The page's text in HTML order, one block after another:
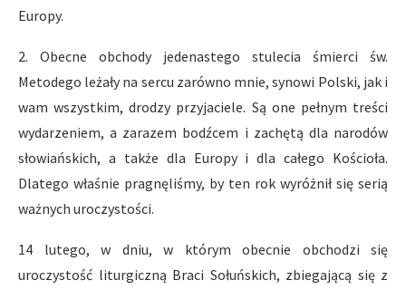
Europy.
2. Obecne obchody jedenastego stulecia śmierci św.
Metodego leżały na sercu zarówno mnie, synowi Polski, jak i
wam wszystkim, drodzy przyjaciele. Są one pełnym treści
wydarzeniem, a zarazem bodźcem i zachętą dla narodów
słowiańskich, a także dla Europy i dla całego Kościoła.
Dlatego właśnie pragnęliśmy, by ten rok wyróżnił się serią
ważnych uroczystości.
14 lutego, w dniu, w którym obecnie obchodzi się
uroczystość liturgiczną Braci Sołuńskich, zbiegającą się z